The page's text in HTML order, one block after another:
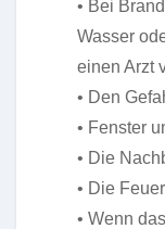
• Bei
Wasser
einen Arzt
• Den
• Fenster
• Die
• Die
• Wenn